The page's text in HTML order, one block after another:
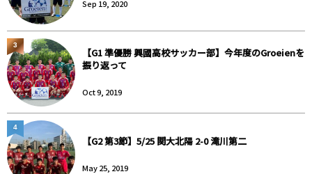
Sep 19, 2020
【G1 準優勝 興國高校サッカー部】今年度のGroeienを
振り返って
Oct 9, 2019
3
【G2 第3節】5/25 関大北陽 2-0 滝川第二
May 25, 2019
4